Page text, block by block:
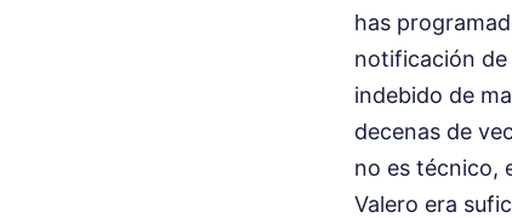
has
notificación de
indebido de
decenas de
no es técnico,
Valero era